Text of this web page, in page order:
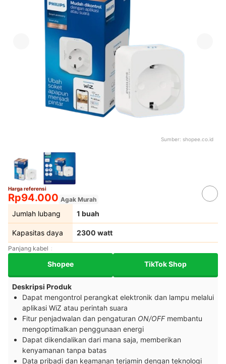
Sumber: shopee.co.id
Harga referensi
Rp94.000 Agak Murah
Jumlah lubang 1 buah
Kapasitas daya 2300 watt
Panjang kabel
Shopee TikTok Shop
Deskripsi Produk
Dapat mengontrol perangkat elektronik dan lampu melalui
aplikasi WiZ atau perintah suara
Fitur penjadwalan dan pengaturan ON/OFF membantu
mengoptimalkan penggunaan energi
Dapat dikendalikan dari mana saja, memberikan
kenyamanan tanpa batas
Data pribadi dan keamanan terjamin dengan teknologi